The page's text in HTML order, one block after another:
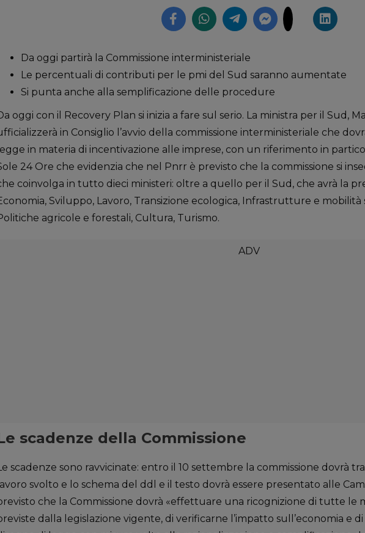
Da oggi partirà la Commissione interministeriale
Le percentuali di contributi per le pmi del Sud saranno aumentate
Si punta anche alla semplificazione delle procedure
oggi con il Recovery Plan si inizia a fare sul serio. La ministra per il Sud,
in Consiglio l’avvio della commissione interministeriale che
legge in materia di incentivazione alle imprese, con un riferimento in
24 Ore che evidenzia che nel Pnrr è previsto che la commissione si
coinvolga in tutto dieci ministeri: oltre a quello per il Sud, che avrà la
Sviluppo, Lavoro, Transizione ecologica, Infrastrutture e mobilità
agricole e forestali, Cultura, Turismo.
scadenze della Commissione
scadenze sono ravvicinate: entro il 10 settembre la commissione dovrà
lavoro svolto e lo schema del ddl e il testo dovrà essere presentato alle
che la Commissione dovrà «effettuare una ricognizione di tutte le
dalla legislazione vigente, di verificarne l’impatto sull’economia e